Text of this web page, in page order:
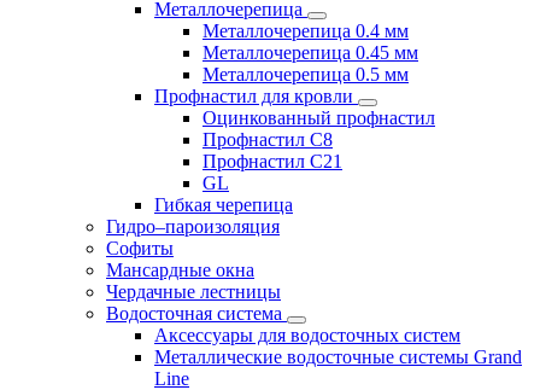
Металлочерепица
Металлочерепица 0.4 мм
Металлочерепица 0.45 мм
Металлочерепица 0.5 мм
Профнастил для кровли
Оцинкованный профнастил
Профнастил С8
Профнастил С21
GL
Гибкая черепица
Гидро–пароизоляция
Софиты
Мансардные окна
Чердачные лестницы
Водосточная система
Аксессуары для водосточных систем
Металлические водосточные системы Grand
Line